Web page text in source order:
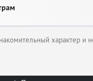
характер и